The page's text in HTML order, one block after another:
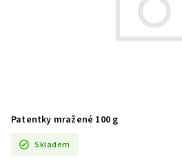
Patentky mražené 100 g
Skladem